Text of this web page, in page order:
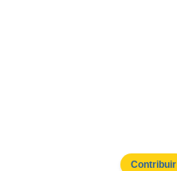
Contribuir